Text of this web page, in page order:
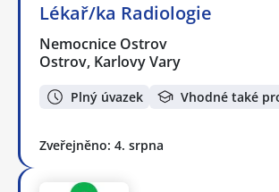
Lékař/ka Radiologie
Nemocnice Ostrov
Ostrov, Karlovy Vary
Plný úvazek Vhodné také
Zveřejněno: 4. srpna